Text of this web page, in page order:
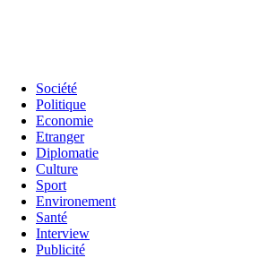
Société
Politique
Economie
Etranger
Diplomatie
Culture
Sport
Environement
Santé
Interview
Publicité